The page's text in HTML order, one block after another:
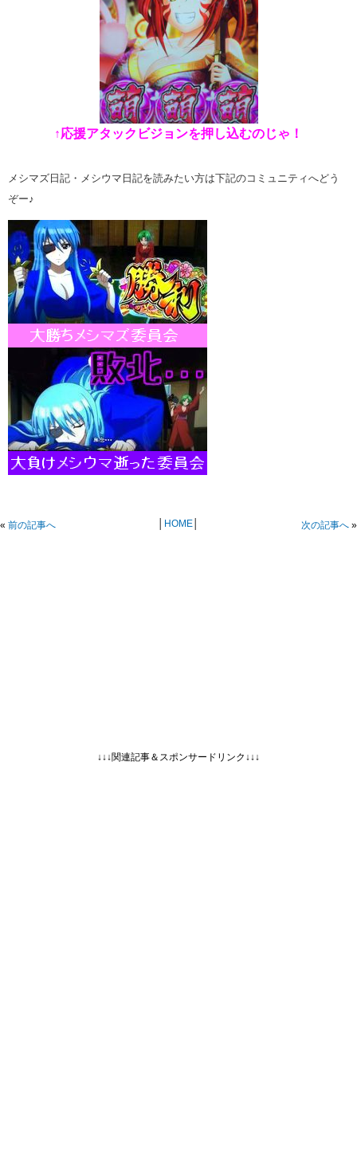
↑応援アタックビジョンを押し込むのじゃ！
メシマズ日記・メシウマ日記を読みたい方は下記のコミュニティへどう
ぞー♪
« 前の記事へ HOME│ 次の記事へ »
↓↓↓関連記事＆スポンサードリンク↓↓↓